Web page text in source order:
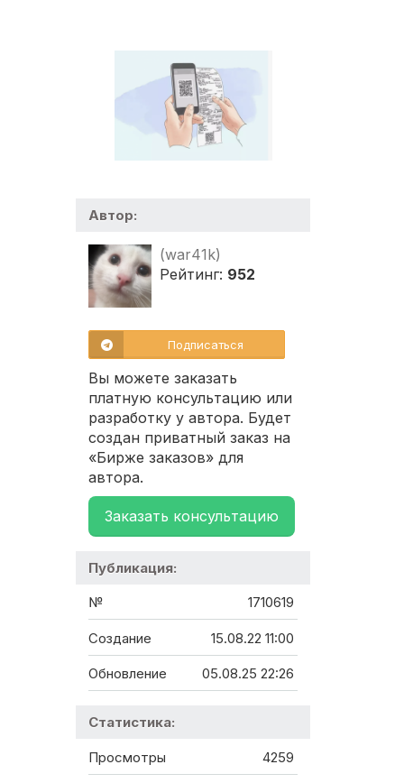
Автор:
(war41k)
Рейтинг: 952
Подписаться
Вы можете заказать
платную консультацию или
разработку у автора. Будет
создан приватный заказ на
«Бирже заказов» для
автора.
Заказать консультацию
Публикация:
№ 1710619
Создание 15.08.22 11:00
Обновление 05.08.25 22:26
Статистика:
Просмотры 4259